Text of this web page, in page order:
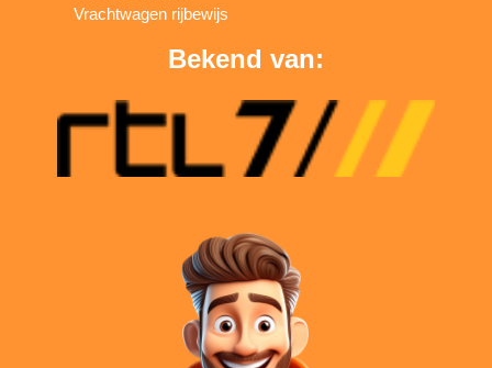
Vrachtwagen rijbewijs
Bekend van: